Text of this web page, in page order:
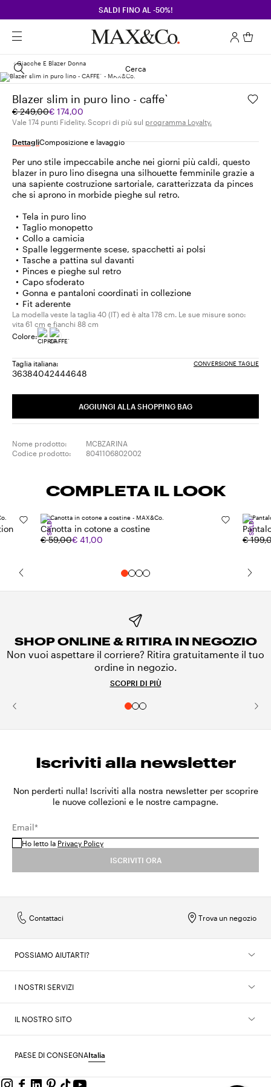
SALDI FINO AL -50%!
Cerca
Giacche E Blazer Donna
Blazer slim in puro lino - caffe`
€ 249,00€ 174,00
Prezzo
originale
249,00
Prezzo
corrente
174,00
Vale 174 punti Fidelity. Scopri di più sul programma Loyalty.
DettagliComposizione e lavaggio
Per uno stile impeccabile anche nei giorni più caldi, questo
blazer in puro lino disegna una silhouette femminile grazie a
una sapiente costruzione sartoriale, caratterizzata da pinces
che si aprono in morbide pieghe sul retro.
Tela in puro lino
Taglio monopetto
Collo a camicia
Spalle leggermente scese, spacchetti ai polsi
Tasche a pattina sul davanti
Pinces e pieghe sul retro
Capo sfoderato
Gonna e pantaloni coordinati in collezione
Fit aderente
La modella veste la taglia 40 (IT) ed è alta 178 cm. Le sue misure sono:
vita 61 cm e fianchi 88 cm
Colore:
Taglia italiana: CONVERSIONE TAGLIE
36Taglia:
38Taglia:
40Taglia:
42Taglia:
44Taglia:
46Taglia:
48Taglia:
AGGIUNGI ALLA SHOPPING BAG
Nome prodotto:
MCBZARINA
Codice prodotto:
8041106802002
COMPLETA IL LOOK
Canotta in cotone a costine
€ 59,00€ 41,00
SALDI
€
SALDI
SHOP ONLINE & RITIRA IN NEGOZIO
Non vuoi aspettare il corriere? Ritira gratuitamente il tuo
ordine in negozio.
SCOPRI DI PIÙ
Iscriviti alla newsletter
Non perderti nulla! Iscriviti alla nostra newsletter per scoprire
le nuove collezioni e le nostre campagne.
Email*
Ho letto la Privacy Policy
ISCRIVITI ORA
Trova un negozio
Contattaci
POSSIAMO AIUTARTI?
I NOSTRI SERVIZI
IL NOSTRO SITO
PAESE DI CONSEGNAItalia